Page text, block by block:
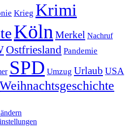
Krieg Krimi
Köln Merkel Nachruf
Ostfriesland Pandemie
SPD Umzug Urlaub USA
Weihnachtsgeschichte